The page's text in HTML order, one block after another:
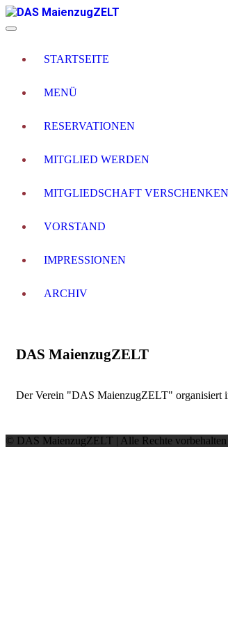
STARTSEITE
MENÜ
RESERVATIONEN
MITGLIED WERDEN
MITGLIEDSCHAFT VERSCHENKEN
VORSTAND
IMPRESSIONEN
ARCHIV
DAS MaienzugZELT
Der Verein "DAS MaienzugZELT" organisiert
© DAS MaienzugZELT | Alle Rechte vorbehalten